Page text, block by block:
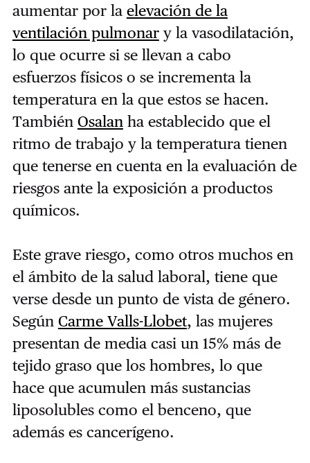
aumentar por la elevación de la
ventilación pulmonary la vasodilatación,
lo que ocurre si se llevan a cabo
esfuerzos físicos o se incrementa la
temperatura en la que estos se hacen.
También Osalan ha establecido que el
ritmo de trabajo y la temperatura tienen
que tenerse en cuentaen la evaluación de
riesgos ante la exposición a productos
químicos.
Este grave riesgo, como otros muchos en
el ámbito de la salud laboral, tiene que
verse desde un punto de vista de género.
Según Carme Valls-Llobet, las mujeres
presentan de media casi un 15% más de
tejido graso que los hombres, lo que
hace que acumulen más sustancias
liposolubles como el benceno, que
además es cancerígeno.